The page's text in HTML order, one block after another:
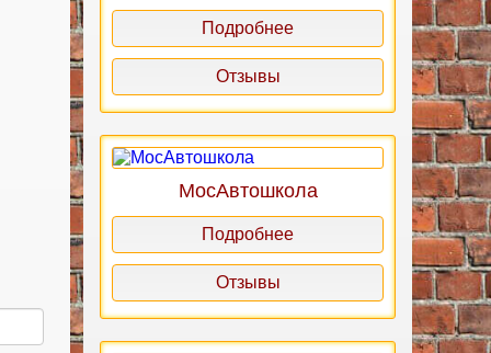
Подробнее
Отзывы
МосАвтошкола
Подробнее
Отзывы